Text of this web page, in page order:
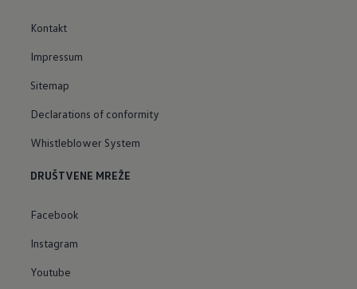
Kontakt
Impressum
Sitemap
Declarations of conformity
Whistleblower System
DRUŠTVENE MREŽE
Facebook
Instagram
Youtube